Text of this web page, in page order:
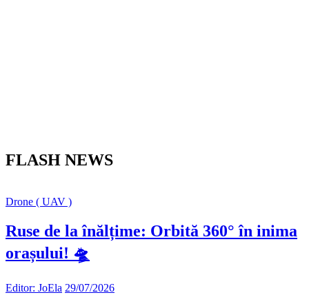
FLASH NEWS
Drone ( UAV )
Ruse de la înălțime: Orbită 360° în inima
orașului! 🛸
Editor: JoEla 29/07/2026